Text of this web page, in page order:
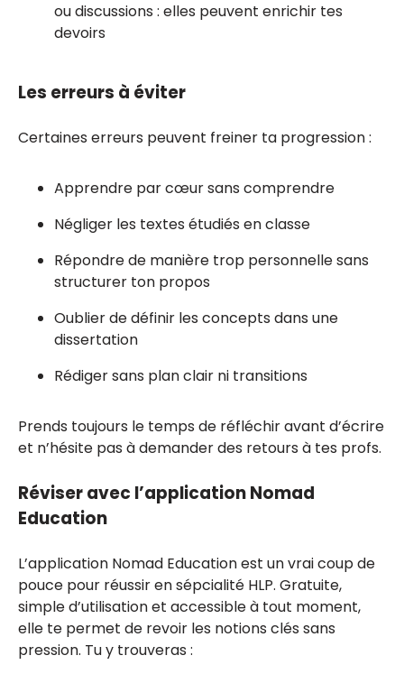
ou discussions : elles peuvent enrichir tes
devoirs
Les erreurs à éviter
Certaines erreurs peuvent freiner ta progression :
Apprendre par cœur sans comprendre
Négliger les textes étudiés en classe
Répondre de manière trop personnelle sans
structurer ton propos
Oublier de définir les concepts dans une
dissertation
Rédiger sans plan clair ni transitions
Prends toujours le temps de réfléchir avant d’écrire
et n’hésite pas à demander des retours à tes profs.
Réviser avec l’application Nomad
Education
L’application Nomad Education est un vrai coup de
pouce pour réussir en sépcialité HLP. Gratuite,
simple d’utilisation et accessible à tout moment,
elle te permet de revoir les notions clés sans
pression. Tu y trouveras :